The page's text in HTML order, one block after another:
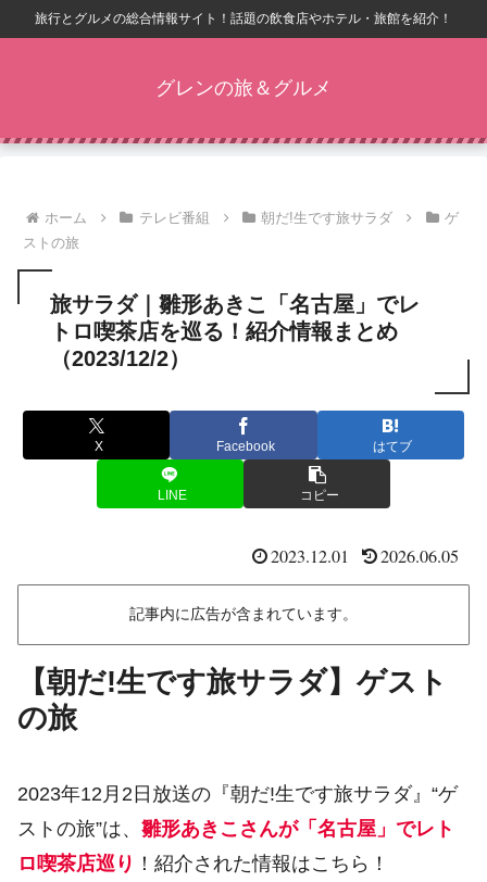
旅行とグルメの総合情報サイト！話題の飲食店やホテル・旅館を紹介！
グレンの旅＆グルメ
ホーム テレビ番組 朝だ!生です旅サラダ
ゲ
ストの旅
旅サラダ｜雛形あきこ「名古屋」でレ
トロ喫茶店を巡る！紹介情報まとめ
（2023/12/2）
X Facebook はてブ
LINE コピー
2023.12.01 2026.06.05
記事内に広告が含まれています。
【朝だ!生です旅サラダ】ゲスト
の旅
2023年12月2日放送の『朝だ!生です旅サラダ』“ゲ
ストの旅”は、 雛形あきこさんが「名古屋」でレト
ロ喫茶店巡り ！紹介された情報はこちら！